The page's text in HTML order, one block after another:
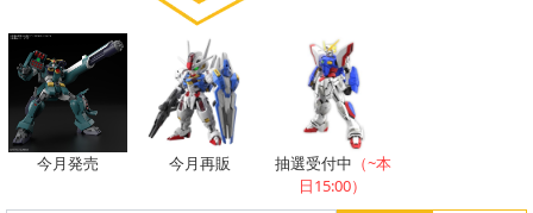
今月発売 今月再販 抽選受付中 （~本
日15:00）